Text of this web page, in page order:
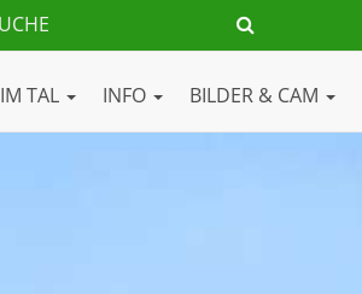
IM TAL INFO BILDER & CAM